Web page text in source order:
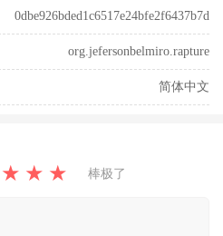
0dbe926bded1c6517e24bfe2f6437b7d
org.jefersonbelmiro.rapture
简体中文
★ ★ ★ 棒极了